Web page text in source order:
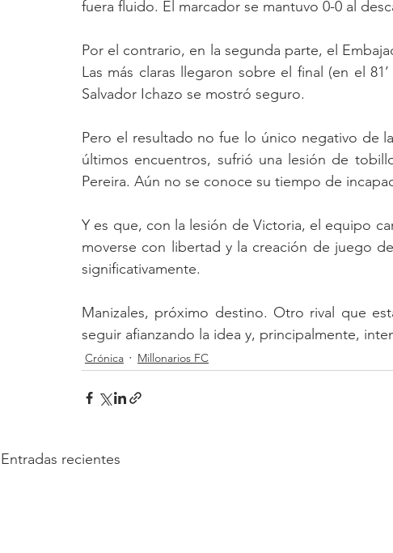
fuera fluido. El marcador se mantuvo 0-0 al
Por el contrario, en la segunda parte, el
Las más claras llegaron sobre el final (en el
Salvador Ichazo se mostró seguro.
Pero el resultado no fue lo único negativo de
últimos encuentros, sufrió una lesión de
Pereira. Aún no se conoce su tiempo de
Y es que, con la lesión de Victoria, el equipo
moverse con libertad y la creación de juego
significativamente.
Manizales, próximo destino. Otro rival que
seguir afianzando la idea y, principalmente,
Crónica Millonarios FC
Entradas recientes